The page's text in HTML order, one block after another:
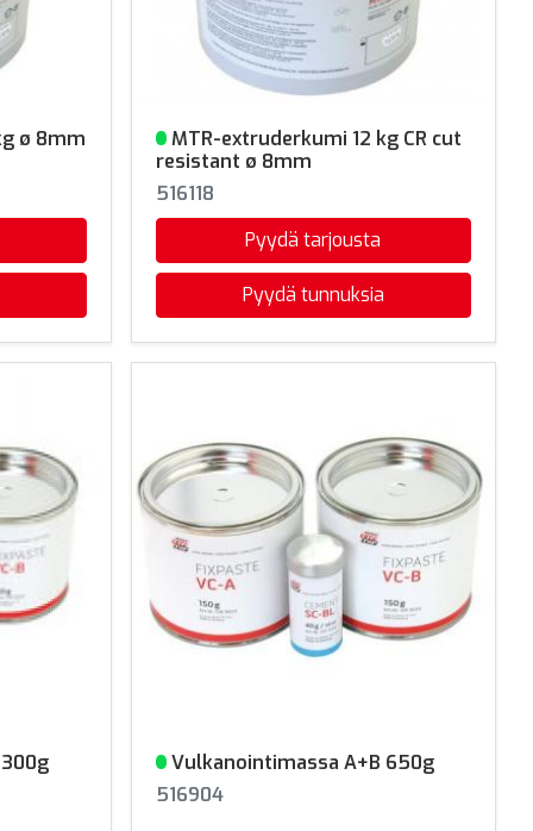
ø 8mm
Varastossa
MTR-extruderkumi 12 kg CR cut
resistant ø 8mm
516118
Pyydä tarjousta
Pyydä tunnuksia
Varastossa
Vulkanointimassa A+B 650g
516904